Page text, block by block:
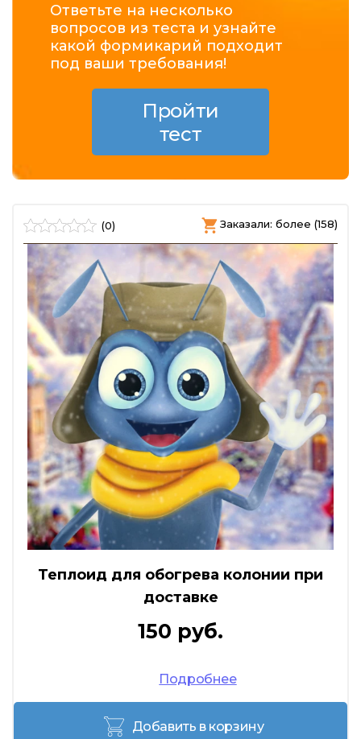
Ответьте на несколько
вопросов из теста и узнайте
какой формикарий подходит
под ваши требования!
Пройти
тест
(0) Заказали: более (158)
Теплоид для обогрева колонии при
доставке
150 руб.
Подробнее
Добавить в корзину